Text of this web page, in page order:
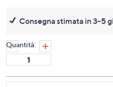
Consegna stimata in 3-5
Quantità: